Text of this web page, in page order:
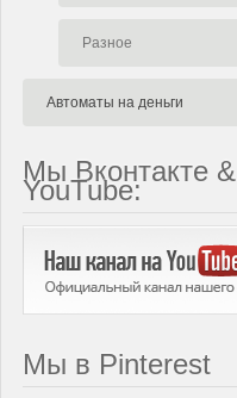
Разное
Автоматы на деньги
Мы Вконтакте &
YouTube:
Мы в Pinterest